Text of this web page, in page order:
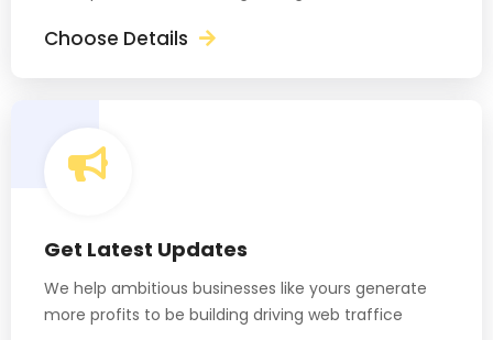
Choose Details
Get Latest Updates
We help ambitious businesses like yours generate
more profits to be building driving web traffice